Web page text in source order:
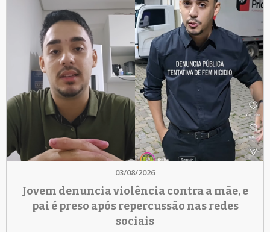
03/08/2026
Jovem denuncia violência contra a mãe, e
pai é preso após repercussão nas redes
sociais